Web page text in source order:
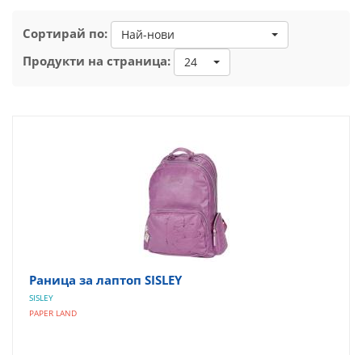
Сортирай по: Най-нови
Продукти на страница: 24
Раница за лаптоп SISLEY
SISLEY
PAPER LAND